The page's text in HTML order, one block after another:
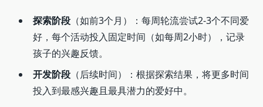
探索阶段 （如前3个月）：每周轮流尝试2-3个不同爱
好，每个活动投入固定时间（如每周2小时），记录
孩子的兴趣反馈。
开发阶段 （后续时间）：根据探索结果，将更多时间
投入到最感兴趣且最具潜力的爱好中。